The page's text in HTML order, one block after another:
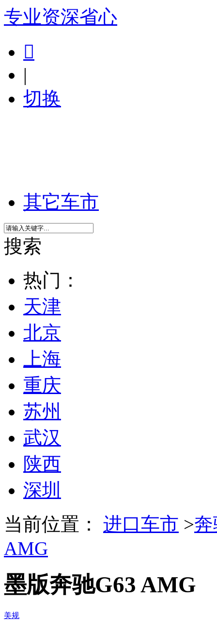
专业资深省心

|
切换
其它车市
搜索
热门：
天津
北京
上海
重庆
苏州
武汉
陕西
深圳
当前位置：
进口车市 >
AMG
墨版奔驰G63 AMG
美规